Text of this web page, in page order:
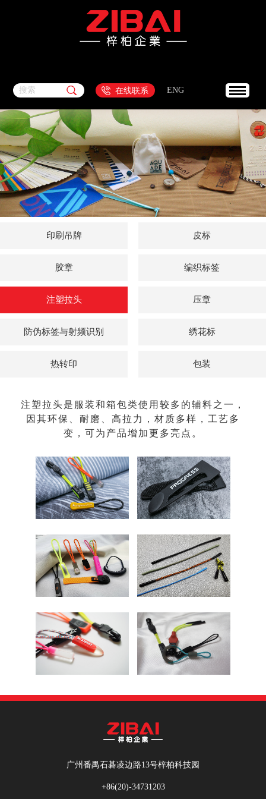
搜索 在线联系 ENG
印刷吊牌 皮标
胶章 编织标签
注塑拉头 压章
防伪标签与射频识别 绣花标
热转印 包装
注塑拉头是服装和箱包类使用较多的辅料之一，
因其环保、耐磨、高拉力，材质多样，工艺多
变，可为产品增加更多亮点。
广州番禺石碁凌边路13号梓柏科技园
+86(20)-34731203